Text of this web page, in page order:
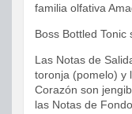
familia olfativa
Boss Bottled Tonic
Las Notas de
toronja (pomelo) y
Corazón son
las Notas de